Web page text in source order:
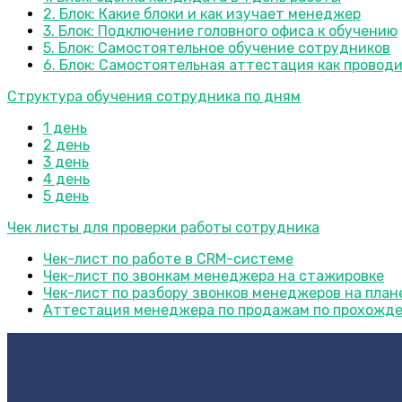
2. Блок: Какие блоки и как изучает менеджер
3. Блок: Подключение головного офиса к обучению
5. Блок: Самостоятельное обучение сотрудников
6. Блок: Самостоятельная аттестация как
Структура обучения сотрудника по дням
1 день
2 день
3 день
4 день
5 день
Чек листы для проверки работы сотрудника
Чек-лист по работе в CRM-системе
Чек-лист по звонкам менеджера на стажировке
Чек-лист по разбору звонков менеджеров на
Аттестация менеджера по продажам по